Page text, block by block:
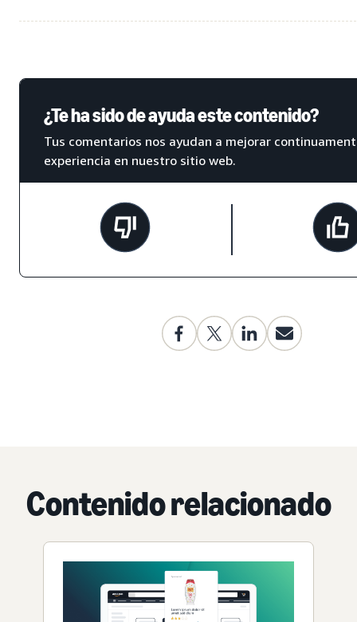
¿Te ha sido de ayuda este contenido?
Tus comentarios nos ayudan a mejorar
experiencia en nuestro sitio web.
Contenido relacionado